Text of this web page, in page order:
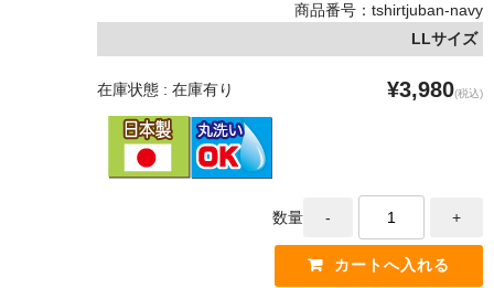
商品番号：tshirtjuban-navy
LLサイズ
在庫状態 : 在庫有り ¥3,980(税込)
数量